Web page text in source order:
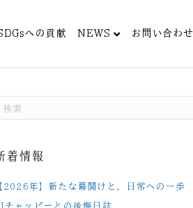
への貢献 NEWS お問い合わせ
着情報
2026年】新たな幕開けと、日常への一歩
チャッピーとの後悔日誌